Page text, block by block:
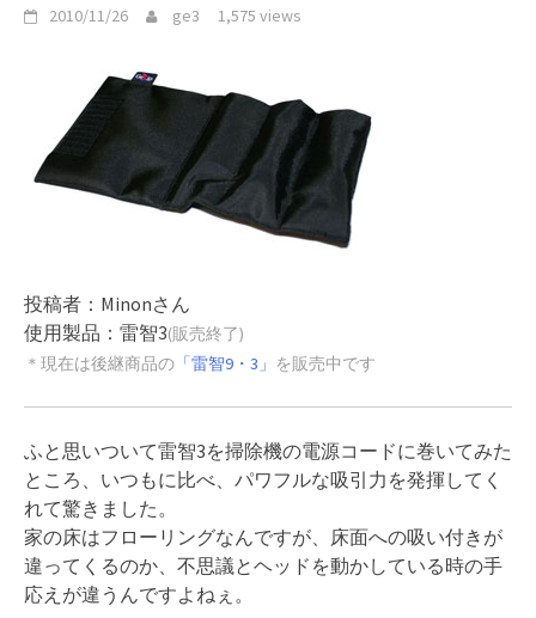
2010/11/26 ge3 1,575 views
投稿者：Minonさん
使用製品：雷智3(販売終了)
＊現在は後継商品の 「雷智9・3」 を販売中です
ふと思いついて雷智3を掃除機の電源コードに巻いてみた
ところ、いつもに比べ、パワフルな吸引力を発揮してく
れて驚きました。
家の床はフローリングなんですが、床面への吸い付きが
違ってくるのか、不思議とヘッドを動かしている時の手
応えが違うんですよねぇ。